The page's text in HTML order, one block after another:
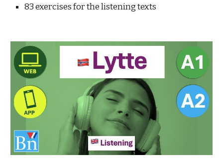
83 exercises for the listening texts